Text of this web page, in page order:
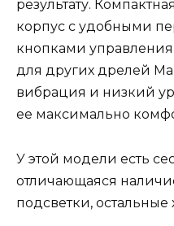
результату.
корпус с удобными
кнопками
для других дрелей
вибрация и низкий
ее максимально
У этой модели есть
отличающаяся
подсветки, остальные